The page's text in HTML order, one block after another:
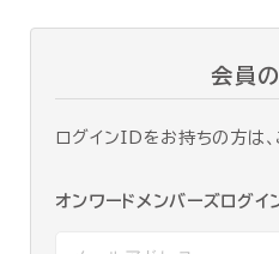
会員
ログインIDをお持ちの方は
オンワードメンバーズログ